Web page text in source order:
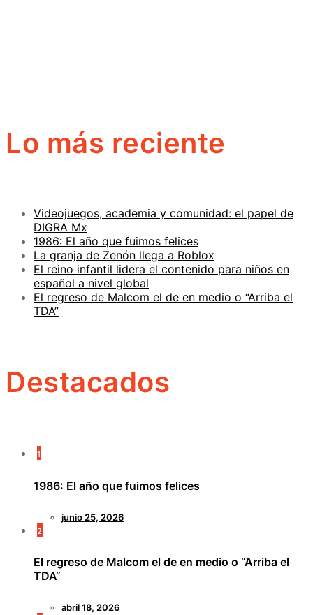
Lo más reciente
Videojuegos, academia y comunidad: el papel de
DIGRA Mx
1986: El año que fuimos felices
La granja de Zenón llega a Roblox
El reino infantil lidera el contenido para niños en
español a nivel global
El regreso de Malcom el de en medio o “Arriba el
TDA”
Destacados
1
1986: El año que fuimos felices
junio 25, 2026
2
El regreso de Malcom el de en medio o “Arriba el
TDA”
abril 18, 2026